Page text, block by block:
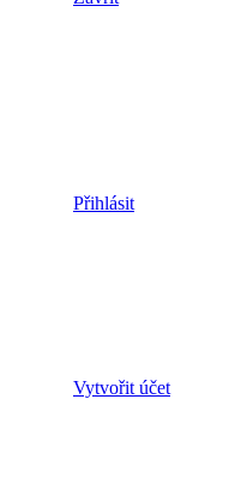
Přihlásit
Vytvořit účet